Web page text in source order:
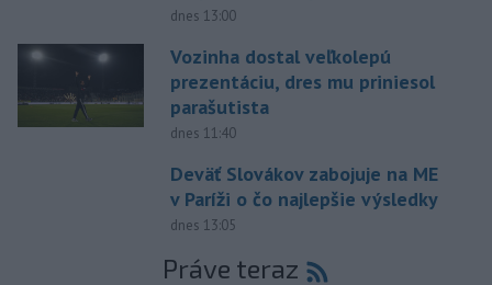
dnes 13:00
Vozinha dostal veľkolepú
prezentáciu, dres mu priniesol
parašutista
dnes 11:40
Deväť Slovákov zabojuje na ME
v Paríži o čo najlepšie výsledky
dnes 13:05
Práve teraz